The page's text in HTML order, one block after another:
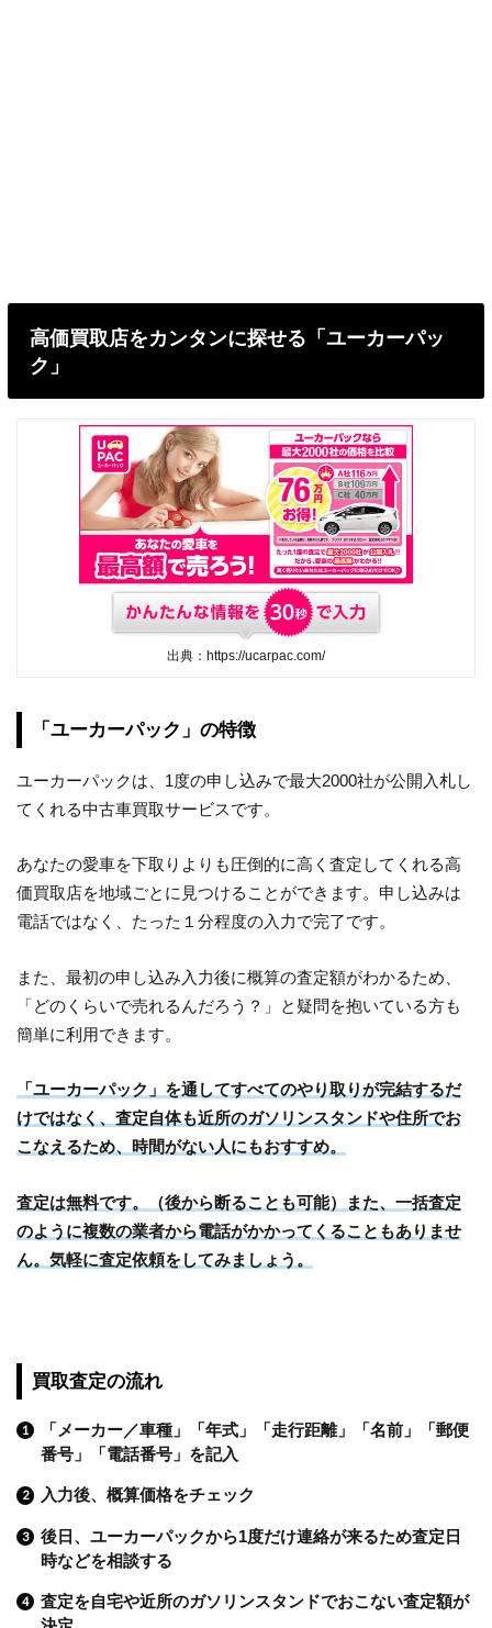
高価買取店をカンタンに探せる「ユーカーパッ
ク」
出典：https://ucarpac.com/
「ユーカーパック」の特徴
ユーカーパックは、1度の申し込みで最大2000社が公開入札し
てくれる中古車買取サービスです。
あなたの愛車を下取りよりも圧倒的に高く査定してくれる高
価買取店を地域ごとに見つけることができます。申し込みは
電話ではなく、たった１分程度の入力で完了です。
また、最初の申し込み入力後に概算の査定額がわかるため、
「どのくらいで売れるんだろう？」と疑問を抱いている方も
簡単に利用できます。
「ユーカーパック」を通してすべてのやり取りが完結するだ
けではなく、査定自体も近所のガソリンスタンドや住所でお
こなえるため、時間がない人にもおすすめ。
査定は無料です。（後から断ることも可能）また、一括査定
のように複数の業者から電話がかかってくることもありませ
ん。気軽に査定依頼をしてみましょう。
買取査定の流れ
「メーカー／車種」「年式」「走行距離」「名前」「郵便
番号」「電話番号」を記入
入力後、概算価格をチェック
後日、ユーカーパックから1度だけ連絡が来るため査定日
時などを相談する
査定を自宅や近所のガソリンスタンドでおこない査定額が